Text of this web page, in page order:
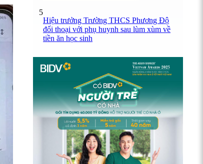
5
Hiệu trưởng Trường THCS Phương Độ
đối thoại với phụ huynh sau lùm xùm về
tiền ăn học sinh